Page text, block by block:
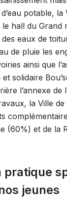
potable, la
le hall du Grand
eaux de
de pluie les
ainsi que
et solidaire
l’annexe de
la Ville
(60%) et de la
pratique
jeunes